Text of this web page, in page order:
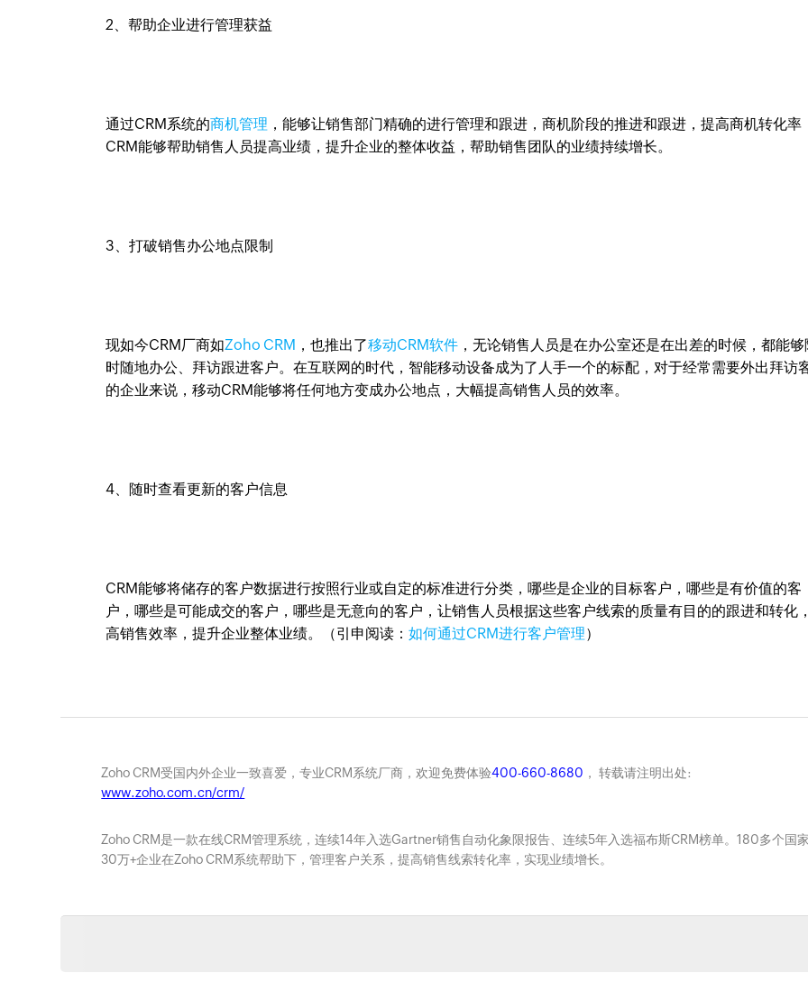
2、帮助企业进行管理获益
通过CRM系统的商机管理 ，能够让销售部门精确的进行管理和跟进，商机阶段的推进和跟进，提高商机转化率
CRM能够帮助销售人员提高业绩，提升企业的整体收益，帮助销售团队的业绩持续增长。
3、打破销售办公地点限制
现如今CRM厂商如Zoho CRM ，也推出了移动CRM软件 ，无论销售人员是在办公室还是在出差的时候，都能够
时随地办公、拜访跟进客户。在互联网的时代，智能移动设备成为了人手一个的标配，对于经常需要外出拜访
的企业来说，移动CRM能够将任何地方变成办公地点，大幅提高销售人员的效率。
4、随时查看更新的客户信息
CRM能够将储存的客户数据进行按照行业或自定的标准进行分类，哪些是企业的目标客户，哪些是有价值的客
户，哪些是可能成交的客户，哪些是无意向的客户，让销售人员根据这些客户线索的质量有目的的跟进和转化
高销售效率，提升企业整体业绩。（引申阅读：如何通过CRM进行客户管理）
Zoho CRM受国内外企业一致喜爱，专业CRM系统厂商，欢迎免费体验400-660-8680 ， 转载请注明出处:
www.zoho.com.cn/crm/
Zoho CRM是一款在线CRM管理系统，连续14年入选Gartner销售自动化象限报告、连续5年入选福布斯CRM榜单。180多个国
30万+企业在Zoho CRM系统帮助下，管理客户关系，提高销售线索转化率，实现业绩增长。